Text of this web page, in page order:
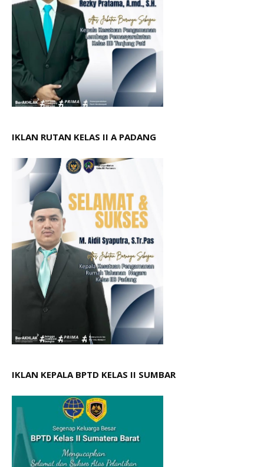
IKLAN RUTAN KELAS II A PADANG
IKLAN KEPALA BPTD KELAS II SUMBAR